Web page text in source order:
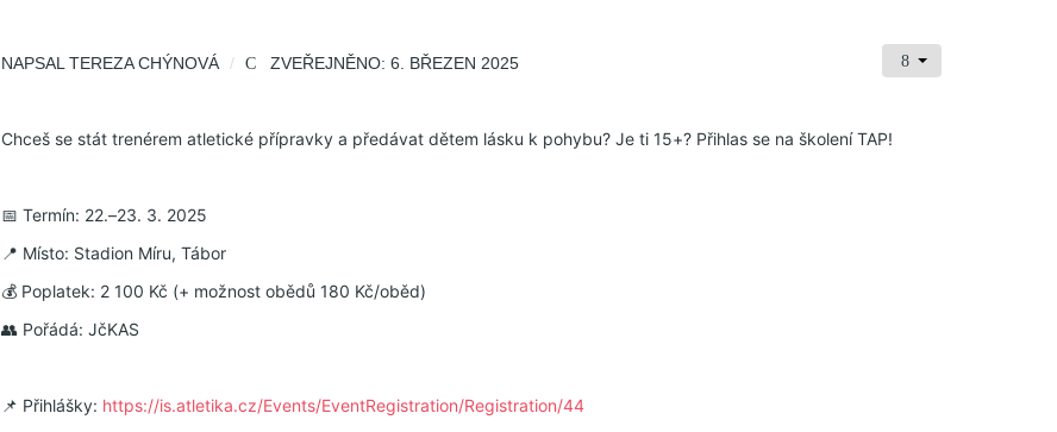
NAPSAL TEREZA CHÝNOVÁ ZVEŘEJNĚNO: 6. BŘEZEN 2025
Chceš se stát trenérem atletické přípravky a předávat dětem lásku k pohybu? Je ti 15+? Přihlas se na školení TAP!
📅 Termín: 22.–23. 3. 2025
📍 Místo: Stadion Míru, Tábor
💰 Poplatek: 2 100 Kč (+ možnost obědů 180 Kč/oběd)
👥 Pořádá: JčKAS
📌 Přihlášky: https://is.atletika.cz/Events/EventRegistration/Registration/44